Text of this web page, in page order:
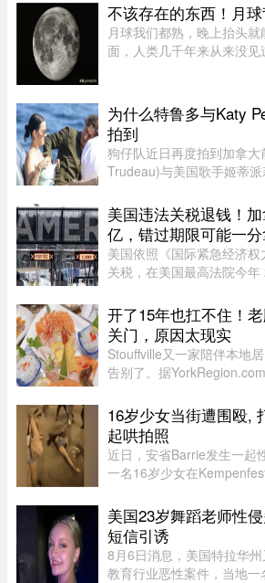
不该存在的东西！月
月球我们都熟，晚上抬头
面，人类几千年来从来没
面一样拥有14天一轮的完整
为什么特鲁多与Katy
拍到
狗仔队近日再度拍到加拿
Trudeau)与美国歌手姬蒂
动和拥吻，举止形影不离，
点，也成功吸引美国参议员
美国违法关税退钱！
亿，错过期限可能一
美国依照《国际紧急经济
关税，在美国最高法院今
种关税（包括 Section 122
纷出台，令退款进展变得容
开了15年也扛不住！
关门，原因太现实
Stouffville又一家陪伴本地
告别了。据
Maki Zushi，已于7月30日
经营15年后因租金上涨于7
16岁少女当街遭围殴,
起哄拍照
近日，安省Barrie发生一起
一名16岁少女在
批年轻人围观、起哄和拍
止。据CTV新闻报道，事件
美国23岁舞蹈老师性
短信引诱
8月6日消息，美国特拉华
教育行业恶性案件，当地